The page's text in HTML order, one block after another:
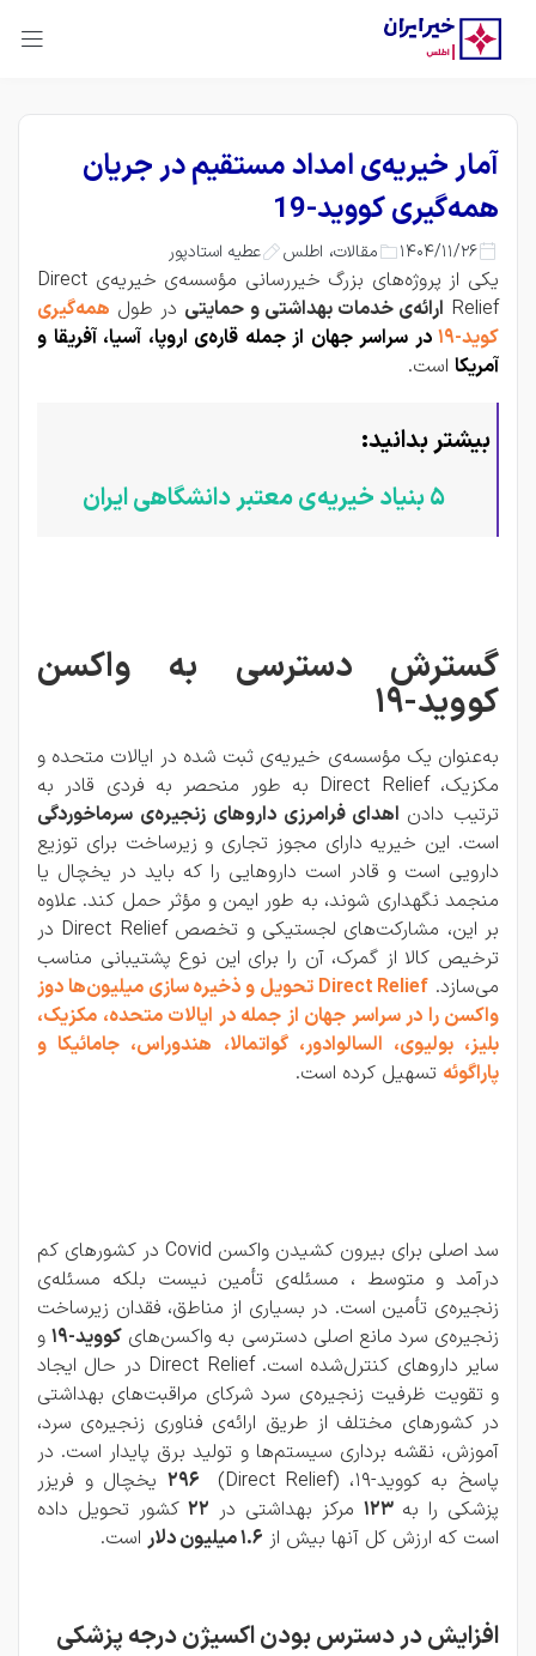
آمار خیریه‌ی امداد مستقیم در جریان
همه‌گیری کووید-19
1404/11/26 مقالات، اطلس عطیه استادپور
یکی از پروژه‌‌های بزرگ خیررسانی مؤسسه‌ی خیریه‌ی Direct
Relief ارائه‌ی خدمات بهداشتی و حمایتی در طول همه‌گیری
کوید-19
در سراسر جهان از جمله قاره‌ی اروپا، آسیا، آفریقا و
آمریکا است.
بیشتر بدانید:
5 بنیاد خیریه‌ی معتبر دانشگاهی ایران
گسترش دسترسی به واکسن
کووید-۱۹
به‌عنوان یک مؤسسه‌ی خیریه‌ی ثبت شده در ایالات متحده و
مکزیک، Direct Relief به طور منحصر به فردی قادر به
ترتیب دادن اهدای فرامرزی داروهای زنجیره‌ی سرماخوردگی
است. این خیریه دارای مجوز تجاری و زیرساخت برای توزیع
دارویی است و قادر است داروهایی را که باید در یخچال یا
منجمد نگهداری شوند، به طور ایمن و مؤثر حمل کند. علاوه
بر این، مشارکت‌های لجستیکی و تخصص Direct Relief در
ترخیص کالا از گمرک، آن را برای این نوع پشتیبانی مناسب
می‌سازد.
Direct Relief تحویل و ذخیره سازی میلیون‌ها دوز
واکسن را در سراسر جهان از جمله در ایالات متحده، مکزیک،
بلیز، بولیوی، السالوادور، گواتمالا، هندوراس، جامائیکا و
پاراگوئه تسهیل کرده است.
سد اصلی برای بیرون کشیدن واکسن Covid در کشورهای کم
درآمد و متوسط ، مسئله‌ی تأمین نیست بلکه مسئله‌ی
زنجیره‌ی تأمین است. در بسیاری از مناطق، فقدان زیرساخت
زنجیره‌ی سرد مانع اصلی دسترسی به واکسن‌های کووید-۱۹
و
سایر داروهای کنترل‌شده است. Direct Relief در حال ایجاد
و تقویت ظرفیت زنجیره‌ی سرد شرکای مراقبت‌های بهداشتی
در کشورهای مختلف از طریق ارائه‌ی فناوری زنجیره‌ی سرد،
آموزش، نقشه برداری سیستم‌ها و تولید برق پایدار است. در
پاسخ به کووید-19، (Direct Relief)
یخچال و فریزر
پزشکی را به123 مرکز بهداشتی در 22کشور تحویل داده
است که ارزش کل آنها بیش از 1.6 میلیون دلار است.
افزایش در دسترس بودن اکسیژن درجه پزشکی